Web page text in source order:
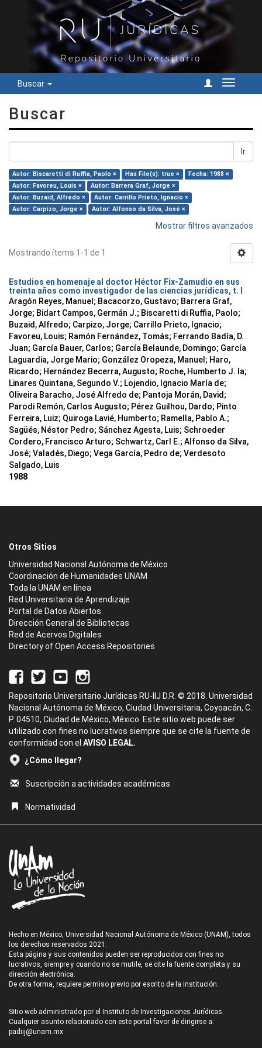
Buscar
Cambiar
Buscar
Ir
Autor: Biscaretti di Ruffia, Paolo × Has File(s): true ×
Fecha: 1988 ×
Autor: Favoreu, Louis ×
Autor: Barrera Graf, Jorge ×
Autor: Buzaid, Alfredo ×
Autor: Carrillo Prieto, Ignacio ×
Autor: Carpizo, Jorge ×
Autor: Alfonso da Silva, José ×
Mostrar filtros avanzados
Mostrando ítems 1-1 de 1
Estudios en homenaje al doctor Héctor Fix-Zamudio en sus
treinta años como investigador de las ciencias jurídicas, t. I
Aragón Reyes, Manuel; Bacacorzo, Gustavo; Barrera Graf,
Jorge; Bidart Campos, Germán J.; Biscaretti di Ruffia, Paolo;
Buzaid, Alfredo; Carpizo, Jorge; Carrillo Prieto, Ignacio;
Favoreu, Louis; Ramón Fernández, Tomás; Ferrando Badía, D.
Juan; García Bauer, Carlos; García Belaunde, Domingo; García
Laguardia, Jorge Mario; González Oropeza, Manuel; Haro,
Ricardo; Hernández Becerra, Augusto; Roche, Humberto J. la;
Linares Quintana, Segundo V.; Lojendio, Ignacio María de;
Oliveira Baracho, José Alfredo de; Pantoja Morán, David;
Parodi Remón, Carlos Augusto; Pérez Guilhou, Dardo; Pinto
Ferreira, Luiz; Quiroga Lavié, Humberto; Ramella, Pablo A.;
Sagüés, Néstor Pedro; Sánchez Agesta, Luis; Schroeder
Cordero, Francisco Arturo; Schwartz, Carl E.; Alfonso da Silva,
José; Valadés, Diego; Vega García, Pedro de; Verdesoto
Salgado, Luis
1988
Otros Sitios
Universidad Nacional Autónoma de México
Coordinación de Humanidades UNAM
Toda la UNAM en línea
Red Universitaria de Aprendizaje
Portal de Datos Abiertos
Dirección General de Bibliotecas
Red de Acervos Digitales
Directory of Open Access Repositories
Repositorio Universitario Jurídicas RU-IIJ D.R. © 2018. Universidad
Nacional Autónoma de México, Ciudad Universitaria, Coyoacán, C.
P. 04510, Ciudad de México, México. Este sitio web puede ser
utilizado con fines no lucrativos siempre que se cite la fuente de
conformidad con el AVISO LEGAL.
¿Cómo llegar?
Suscripción a actividades académicas
Normatividad
Hecho en México, Universidad Nacional Autónoma de México (UNAM), todos
los derechos reservados 2021.
Esta página y sus contenidos pueden ser reproducidos con fines no
lucrativos, siempre y cuando no se mutile, se cite la fuente completa y su
dirección electrónica.
De otra forma, requiere permiso previo por escrito de la institución.
Sitio web administrado por el Instituto de Investigaciones Jurídicas.
Cualquier asunto relacionado con este portal favor de dirigirse a:
padiij@unam.mx